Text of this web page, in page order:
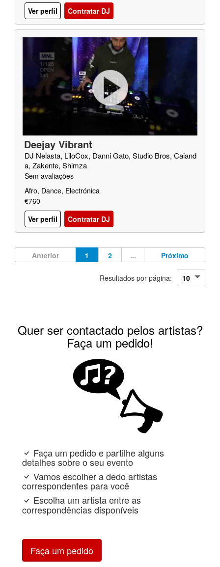
Ver perfil
Contratar DJ
Deejay Vibrant
DJ Nelasta, LiloCox, Danni Gato, Studio Bros, Caiand
a, Zakente, Shimza
Sem avaliações
Afro, Dance, Electrónica
€760
Ver perfil
Contratar DJ
Anterior 1 2 ... Próximo
Resultados por página:
Quer ser contactado pelos artistas?
Faça um pedido!
Faça um pedido e partilhe alguns
detalhes sobre o seu evento
Vamos escolher a dedo artistas
correspondentes para você
Escolha um artista entre as
correspondências disponíveis
Faça um pedido